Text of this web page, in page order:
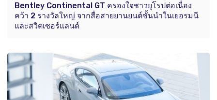
Bentley Continental GT ครองใจชาวยุโรปต่อเนื่อง
คว้า 2 รางวัลใหญ่ จากสื่อสายยานยนต์ชั้นนำในเยอรมนี
และสวิตเซอร์แลนด์